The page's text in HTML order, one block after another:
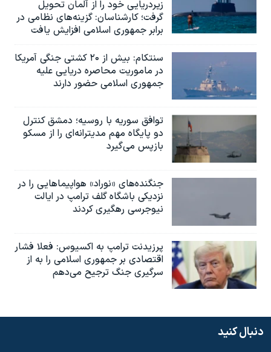
زیردریایی خود را از آلمان تحویل
گرفت؛ کارشناسان: گزینه‌های نظامی در
برابر جمهوری اسلامی افزایش یافت
سنتکام: بیش از ۲۰ کشتی جنگی آمریکا
در ماموریت محاصره دریایی علیه
جمهوری اسلامی حضور دارند
توافق سوریه با روسیه؛ دمشق کنترل
دو پایگاه مهم مدیترانه‌ای را از مسکو
بازپس می‌گیرد
جنگنده‌های «نوراد» هواپیماهایی را در
نزدیکی باشگاه گلف ترامپ در ایالت
نیوجرسی رهگیری کردند
پرزیدنت ترامپ به اکسیوس: فعلا فشار
اقتصادی بر جمهوری اسلامی را به از
سرگیری جنگ ترجیح می‌دهم
دنبال کنید